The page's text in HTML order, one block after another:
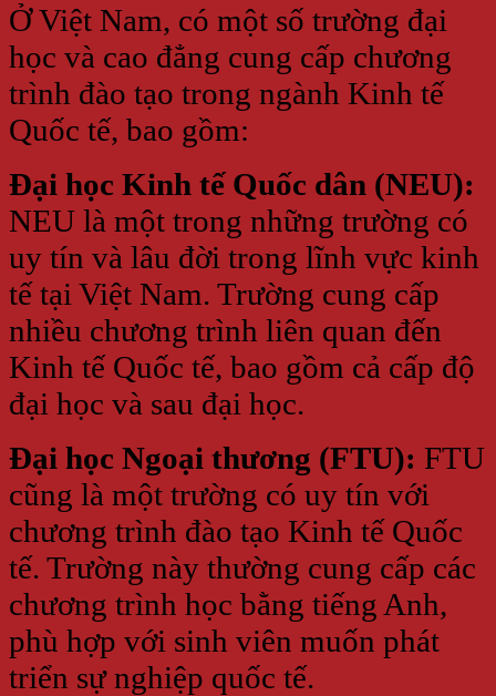
Ở Việt Nam, có một số trường đại
học và cao đẳng cung cấp chương
trình đào tạo trong ngành Kinh tế
Quốc tế, bao gồm:
Đại học Kinh tế Quốc dân (NEU):
NEU là một trong những trường có
uy tín và lâu đời trong lĩnh vực kinh
tế tại Việt Nam. Trường cung cấp
nhiều chương trình liên quan đến
Kinh tế Quốc tế, bao gồm cả cấp độ
đại học và sau đại học.
Đại học Ngoại thương (FTU): FTU
cũng là một trường có uy tín với
chương trình đào tạo Kinh tế Quốc
tế. Trường này thường cung cấp các
chương trình học bằng tiếng Anh,
phù hợp với sinh viên muốn phát
triển sự nghiệp quốc tế.